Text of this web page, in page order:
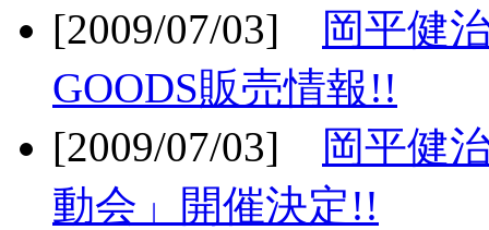
[2009/07/03]
岡平健
GOODS販売情報!!
[2009/07/03]
岡平健
動会」開催決定!!